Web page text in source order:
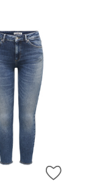
HINZUFÜGEN
ZUR